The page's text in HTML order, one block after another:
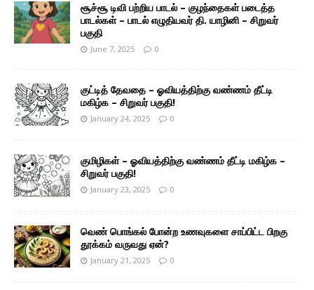
சூச்சூ டிவி பற்றிய பாடல் – குழந்தைகள் படைத்த
பாடல்கள் – பாடல் எழுதியவர் தி. யாழினி – சிறுவர்
பகுதி
June 7, 2025 0
குட்டித் தேவதை – ஓவியத்திற்கு வண்ணம் தீட்டி
மகிழ்க – சிறுவர் பகுதி!
January 24, 2025 0
குமிழிகள் – ஓவியத்திற்கு வண்ணம் தீட்டி மகிழ்க –
சிறுவர் பகுதி!
January 23, 2025 0
வெண் பொங்கல் போன்ற உணவுகளை சாப்பிட்ட பிறகு
தூக்கம் வருவது ஏன்?
January 21, 2025 0